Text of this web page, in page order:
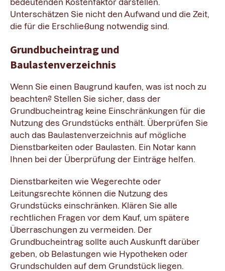
bedeutenden Kostenfaktor darstellen.
Unterschätzen Sie nicht den Aufwand und die Zeit,
die für die Erschließung notwendig sind.
Grundbucheintrag und
Baulastenverzeichnis
Wenn Sie einen Baugrund kaufen, was ist noch zu
beachten? Stellen Sie sicher, dass der
Grundbucheintrag keine Einschränkungen für die
Nutzung des Grundstücks enthält. Überprüfen Sie
auch das Baulastenverzeichnis auf mögliche
Dienstbarkeiten oder Baulasten. Ein Notar kann
Ihnen bei der Überprüfung der Einträge helfen.
Dienstbarkeiten wie Wegerechte oder
Leitungsrechte können die Nutzung des
Grundstücks einschränken. Klären Sie alle
rechtlichen Fragen vor dem Kauf, um spätere
Überraschungen zu vermeiden. Der
Grundbucheintrag sollte auch Auskunft darüber
geben, ob Belastungen wie Hypotheken oder
Grundschulden auf dem Grundstück liegen.